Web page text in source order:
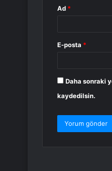
Ad *
E-posta *
Daha sonraki
kaydedilsin.